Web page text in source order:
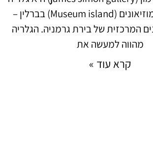
השוכנת באי המוזיאונים (Museum island) בברלין –
המרכזית של בירת גרמניה. הגלריה
מהווה למעשה את
קרא עוד »